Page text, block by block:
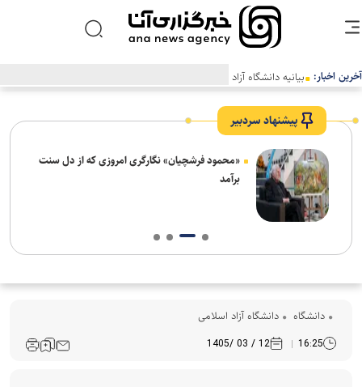
آخرین اخبار: بیانیه دانشگاه آزاد اسلامی در محکومیت اقدام اتحادیه اروپا علیه سپاه
پیشنهاد سردبیر
«محمود فرشچیان» نگارگری امروزی که از دل سنت
برآمد
دانشگاه دانشگاه آزاد اسلامی
16:25
12 / 03 /1405